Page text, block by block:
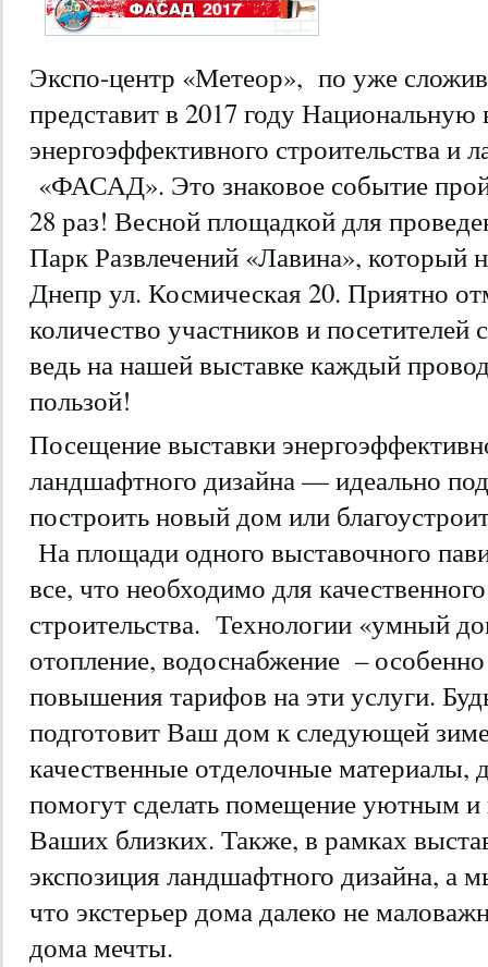
Экспо-центр «Метеор», по уже
представит в 2017 году Национальную
энергоэффективного строительства и
«ФАСАД». Это знаковое событие
28 раз! Весной площадкой для
Парк Развлечений «Лавина», который
Днепр ул. Космическая 20. Приятно
количество участников и
ведь на нашей выставке каждый
пользой!
Посещение выставки
ландшафтного дизайна — идеально
построить новый дом или
На площади одного выставочного
все, что необходимо для
строительства. Технологии «умный
отопление, водоснабжение –
повышения тарифов на эти услуги.
подготовит Ваш дом к следующей
качественные отделочные материалы,
помогут сделать помещение уютным
Ваших близких. Также, в рамках
экспозиция ландшафтного дизайна, а
что экстерьер дома далеко не
дома мечты.